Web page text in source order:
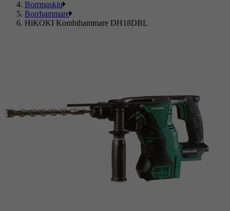
Borrmaskin
Borrhammare
HiKOKI Kombihammare DH18DBL